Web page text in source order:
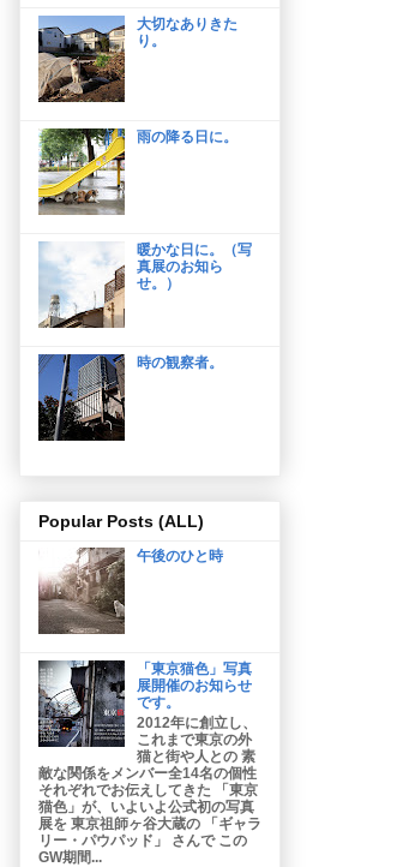
大切なありきた
り。
雨の降る日に。
暖かな日に。（写
真展のお知ら
せ。）
時の観察者。
Popular Posts (ALL)
午後のひと時
「東京猫色」写真
展開催のお知らせ
です。
2012年に創立し、
これまで東京の外
猫と街や人との 素
敵な関係をメンバー全14名の個性
それぞれでお伝えしてきた 「東京
猫色」が、いよいよ公式初の写真
展を 東京祖師ヶ谷大蔵の 「ギャラ
リー・パウパッド」 さんで この
GW期間...